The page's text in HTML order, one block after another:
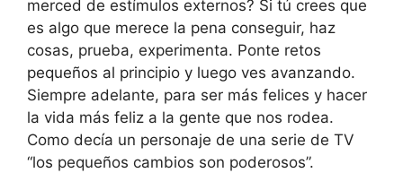
merced de estímulos externos? Si tú crees que
es algo que merece la pena conseguir, haz
cosas, prueba, experimenta. Ponte retos
pequeños al principio y luego ves avanzando.
Siempre adelante, para ser más felices y hacer
la vida más feliz a la gente que nos rodea.
Como decía un personaje de una serie de TV
“los pequeños cambios son poderosos”.